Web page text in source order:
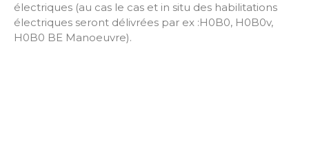
électriques (au cas le cas et in situ des habilitations
électriques seront délivrées par ex :H0B0, H0B0v,
H0B0 BE Manoeuvre).